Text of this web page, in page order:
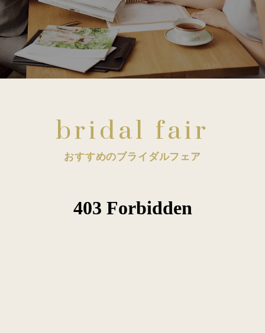
bridal fair
おすすめのブライダルフェア